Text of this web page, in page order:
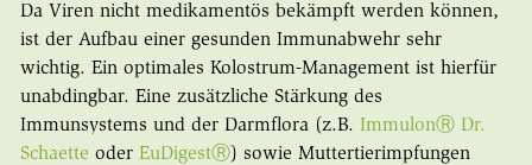
Da Viren nicht medikamentös bekämpft werden können,
ist der Aufbau einer gesunden Immunabwehr sehr
wichtig. Ein optimales Kolostrum-Management ist hierfür
unabdingbar. Eine zusätzliche Stärkung des
Immunsystems und der Darmflora (z.B. ImmulonⓇ Dr.
Schaette oder EuDigestⓇ) sowie Muttertierimpfungen